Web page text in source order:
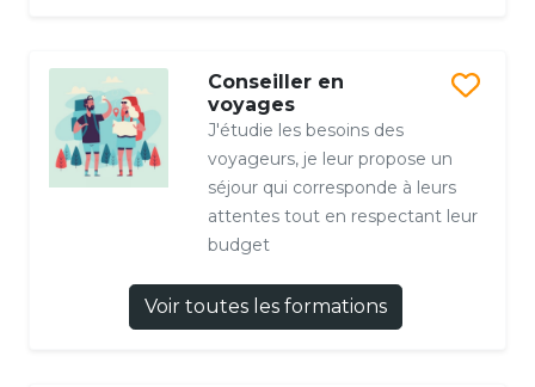
Conseiller en
voyages
J'étudie les besoins des
voyageurs, je leur propose un
séjour qui corresponde à leurs
attentes tout en respectant leur
budget
Voir toutes les formations